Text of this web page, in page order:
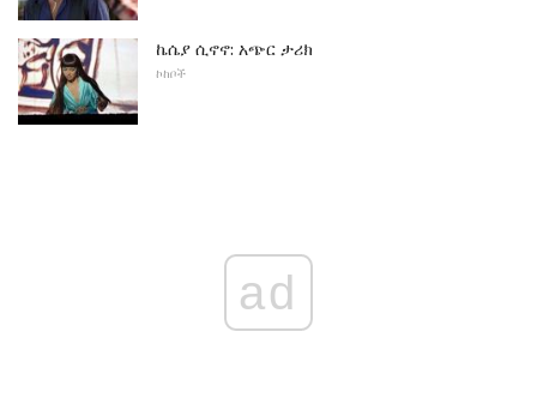
ኬሴያ ሲኖኖ: አጭር ታሪክ
ኮከቦች
ad